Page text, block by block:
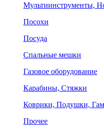
Мультиинструменты,
Посохи
Посуда
Спальные мешки
Газовое оборудование
Карабины, Стяжки
Коврики, Подушки,
Прочее